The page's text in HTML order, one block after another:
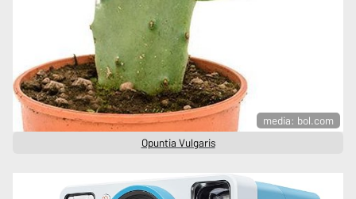
media: bol.com
Opuntia Vulgaris